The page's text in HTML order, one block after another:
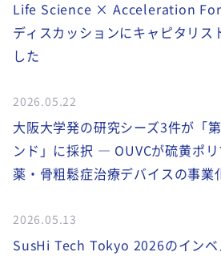
Life Science × Acceleration
ディスカッションにキャピタリス
した
2026.05.22
大阪大学発の研究シーズ3件が「
ンド」に採択 ― OUVCが硫黄ポ
薬・骨粗鬆症治療デバイスの事業
2026.05.13
SusHi Tech Tokyo 2026のインベ